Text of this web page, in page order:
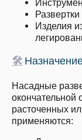
Изделия
🛠
Насадные
окончательной
расточенных
применяются: